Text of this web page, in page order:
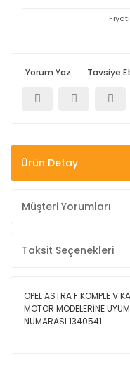
Yorum Yaz Tavsiye Et
Ürün Detay
Müşteri Yorumları
Taksit Seçenekleri
OPEL ASTRA F KOMPLE V
MOTOR MODELERİNE
NUMARASI 1340541